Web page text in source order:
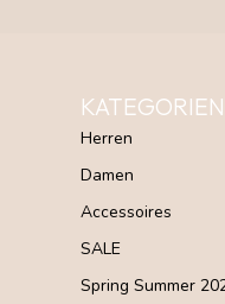
KATEGORIEN
Herren
Damen
Accessoires
SALE
Spring Summer